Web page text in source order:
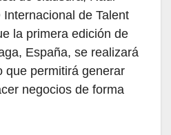
de Talent
la primera edición de
España, se realizará
que permitirá generar
negocios de forma